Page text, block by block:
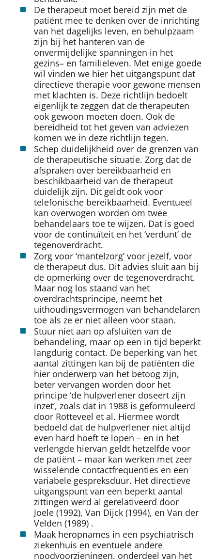
De therapeut moet bereid zijn met de
patiënt mee te denken over de inrichting
van het dagelijks leven, en behulpzaam
zijn bij het hanteren van de
onvermijdelijke spanningen in het
gezins– en familieleven. Met enige goede
wil vinden we hier het uitgangspunt dat
directieve therapie voor gewone mensen
met klachten is. Deze richtlijn bedoelt
eigenlijk te zeggen dat de therapeuten
ook gewoon moeten doen. Ook de
bereidheid tot het geven van adviezen
komen we in deze richtlijn tegen.
Schep duidelijkheid over de grenzen van
de therapeutische situatie. Zorg dat de
afspraken over bereikbaarheid en
beschikbaarheid van de therapeut
duidelijk zijn. Dit geldt ook voor
telefonische bereikbaarheid. Eventueel
kan overwogen worden om twee
behandelaars toe te wijzen. Dat is goed
voor de continuïteit en het ‘verdunt’ de
tegenoverdracht.
Zorg voor ‘mantelzorg’ voor jezelf, voor
de therapeut dus. Dit advies sluit aan bij
de opmerking over de tegenoverdracht.
Maar nog los staand van het
overdrachtsprincipe, neemt het
uithoudingsvermogen van behandelaren
toe als ze er niet alleen voor staan.
Stuur niet aan op afsluiten van de
behandeling, maar op een in tijd beperkt
langdurig contact. De beperking van het
aantal zittingen kan bij de patiënten die
hier onderwerp van het betoog zijn,
beter vervangen worden door het
principe ‘de hulpverlener doseert zijn
inzet’, zoals dat in 1988 is geformuleerd
door Rotteveel et al. Hiermee wordt
bedoeld dat de hulpverlener niet altijd
even hard hoeft te lopen – en in het
verlengde hiervan geldt hetzelfde voor
de patiënt – maar kan werken met zeer
wisselende contactfrequenties en een
variabele gespreksduur. Het directieve
uitgangspunt van een beperkt aantal
zittingen werd al gerelativeerd door
Joele (1992), Van Dijck (1994), en Van der
Velden (1989) .
Maak heropnames in een psychiatrisch
ziekenhuis en eventuele andere
noodvoorzieningen, onderdeel van het